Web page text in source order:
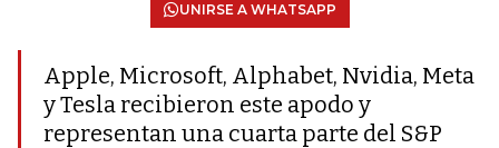
UNIRSE A WHATSAPP
Apple, Microsoft, Alphabet, Nvidia, Meta
y Tesla recibieron este apodo y
representan una cuarta parte del S&P